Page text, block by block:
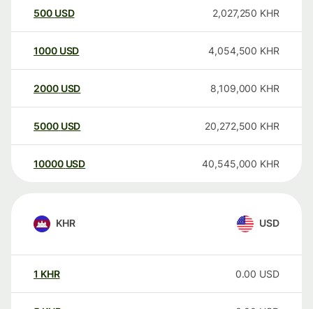
500 USD 2,027,250 KHR
1000 USD 4,054,500 KHR
2000 USD 8,109,000 KHR
5000 USD 20,272,500 KHR
10000 USD 40,545,000 KHR
KHR USD
1 KHR 0.00 USD